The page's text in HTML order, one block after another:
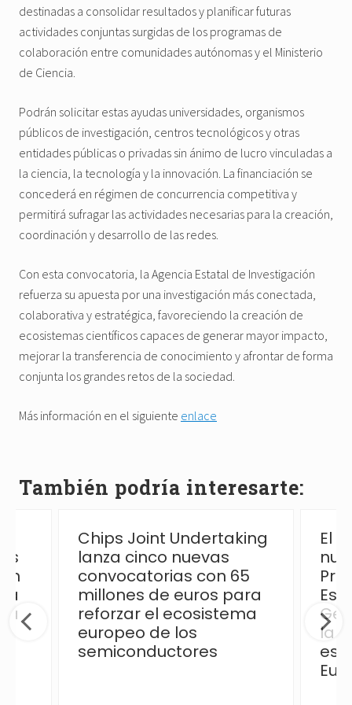
destinadas a consolidar resultados y planificar futuras
actividades conjuntas surgidas de los programas de
colaboración entre comunidades autónomas y el Ministerio
de Ciencia.
Podrán solicitar estas ayudas universidades, organismos
públicos de investigación, centros tecnológicos y otras
entidades públicas o privadas sin ánimo de lucro vinculadas a
la ciencia, la tecnología y la innovación. La financiación se
concederá en régimen de concurrencia competitiva y
permitirá sufragar las actividades necesarias para la creación,
coordinación y desarrollo de las redes.
Con esta convocatoria, la Agencia Estatal de Investigación
refuerza su apuesta por una investigación más conectada,
colaborativa y estratégica, favoreciendo la creación de
ecosistemas científicos capaces de generar mayor impacto,
mejorar la transferencia de conocimiento y afrontar de forma
conjunta los grandes retos de la sociedad.
Más información en el siguiente enlace
También podría interesarte:
Chips Joint Undertaking
lanza cinco nuevas
convocatorias con 65
millones de euros para
reforzar el ecosistema
europeo de los
semiconductores
El
la